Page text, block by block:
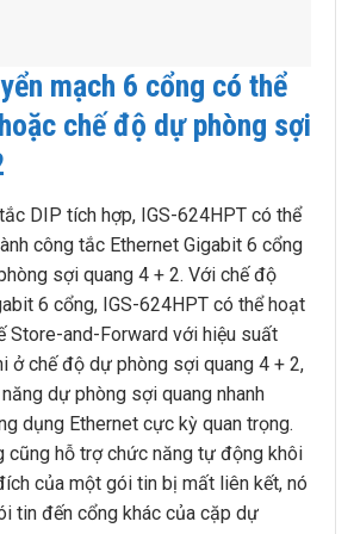
mạch 6 cổng có thể
chế độ dự phòng sợi
DIP tích hợp, IGS-624HPT có thể
công tắc Ethernet Gigabit 6 cổng
sợi quang 4 + 2. Với chế độ
6 cổng, IGS-624HPT có thể hoạt
Store-and-Forward với hiệu suất
ở chế độ dự phòng sợi quang 4 + 2,
dự phòng sợi quang nhanh
dụng Ethernet cực kỳ quan trọng.
cũng hỗ trợ chức năng tự động khôi
của một gói tin bị mất liên kết, nó
tin đến cổng khác của cặp dự